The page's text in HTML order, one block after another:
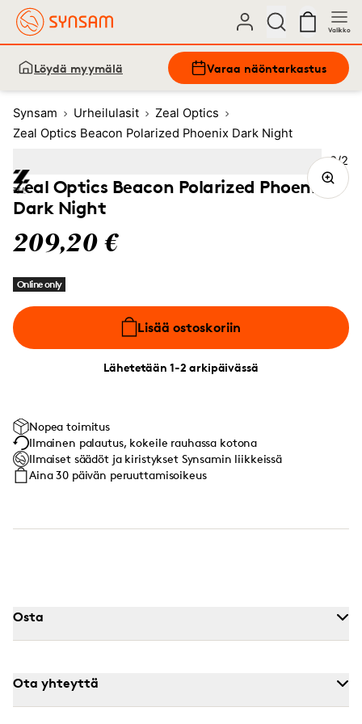
Valikko
Löydä myymälä Varaa näöntarkastus
Synsam Urheilulasit
Zeal Optics
Zeal Optics Beacon Polarized Phoenix Dark Night
Zeal Optics Beacon Polarized Phoenix
Dark Night
209,20 €
Online only
Lisää ostoskoriin
Lähetetään 1-2 arkipäivässä
Nopea toimitus
Ilmainen palautus, kokeile rauhassa kotona
Ilmaiset säädöt ja kiristykset Synsamin liikkeissä
Aina 30 päivän peruuttamisoikeus
Kuva
2/2
(Current image)
Osta
Ota yhteyttä